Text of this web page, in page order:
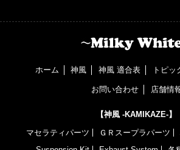
ホーム 神風 神風 適合表 トピッ
お問い合わせ 店舗情
【神風 -KAMIKAZE-】
マセラティパーツ
ＧＲスープラパーツ